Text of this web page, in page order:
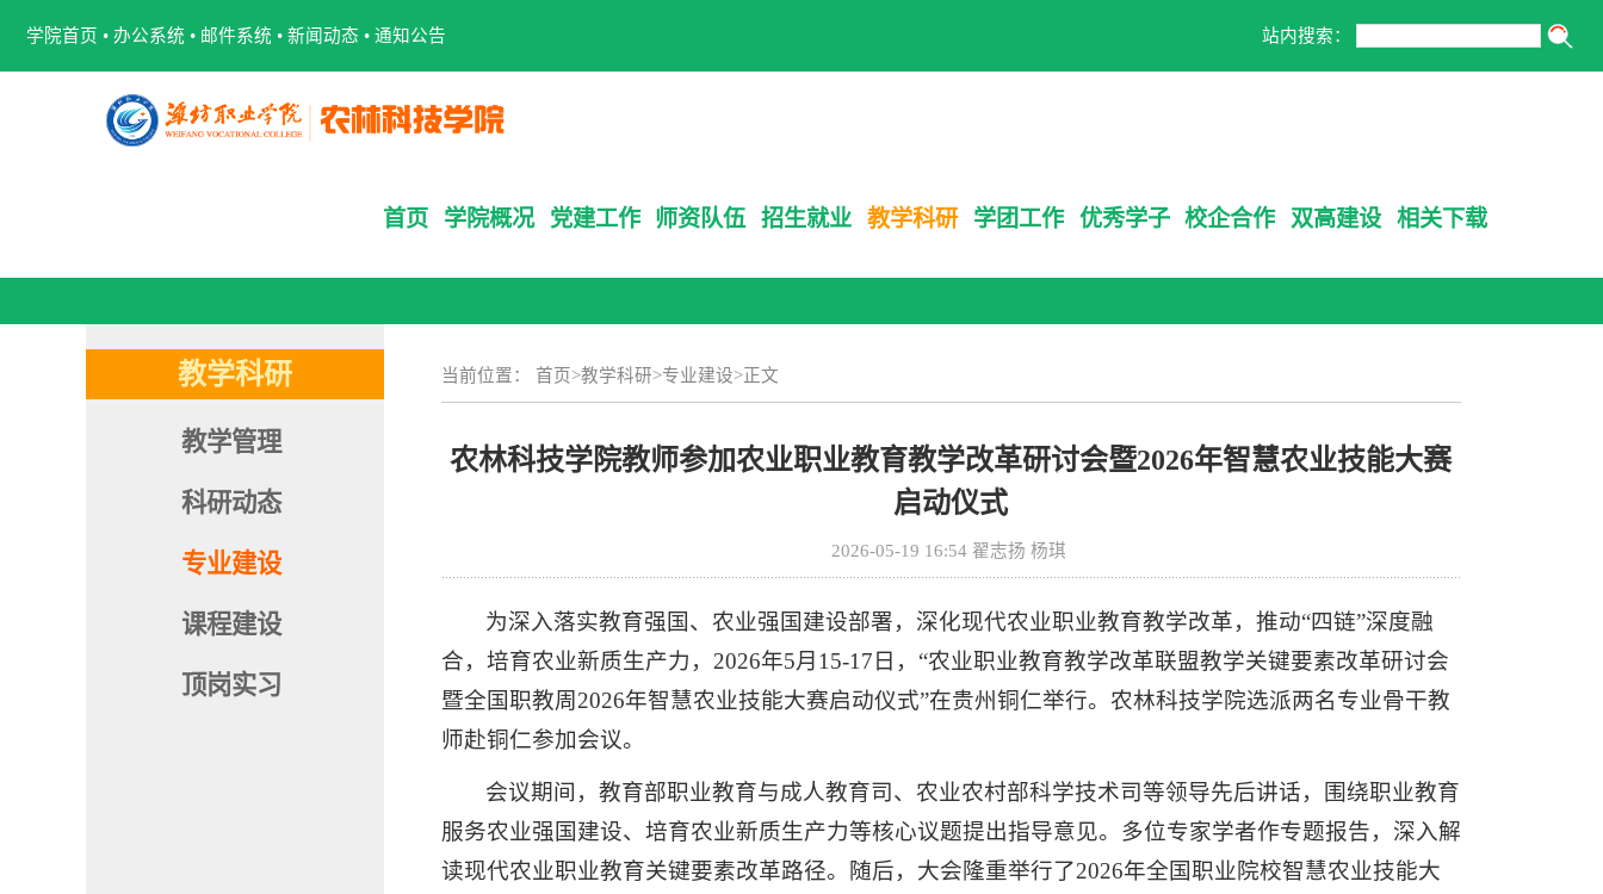
学院首页 • 办公系统 • 邮件系统 • 新闻动态 • 通知公告 站内搜索：
首页 学院概况 党建工作 师资队伍 招生就业 教学科研 学团工作 优秀学子 校企合作 双高建设 相关下载
教学科研
教学管理
科研动态
专业建设
课程建设
顶岗实习
当前位置： 首页>教学科研>专业建设>正文
农林科技学院教师参加农业职业教育教学改革研讨会暨2026年智慧农业技能大赛
启动仪式
2026-05-19 16:54 翟志扬 杨琪
为深入落实教育强国、农业强国建设部署，深化现代农业职业教育教学改革，推动“四链”深度融
合，培育农业新质生产力，2026年5月15-17日，“农业职业教育教学改革联盟教学关键要素改革研讨会
暨全国职教周2026年智慧农业技能大赛启动仪式”在贵州铜仁举行。农林科技学院选派两名专业骨干教
师赴铜仁参加会议。
会议期间，教育部职业教育与成人教育司、农业农村部科学技术司等领导先后讲话，围绕职业教育
服务农业强国建设、培育农业新质生产力等核心议题提出指导意见。多位专家学者作专题报告，深入解
读现代农业职业教育关键要素改革路径。随后，大会隆重举行了2026年全国职业院校智慧农业技能大